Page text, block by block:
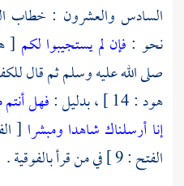
السادس والعشرون : خطاب
نحو : فإن لم يستجيبوا لكم
صلى الله عليه وسلم ثم قال
هود : 14 ] ، بدليل :
فهل
إنا أرسلناك شاهدا ومبشرا [ الفتح
الفتح : 9 ] في من قرأ بالفوقية .